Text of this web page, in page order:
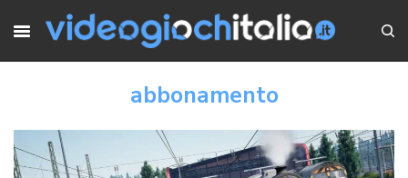
abbonamento